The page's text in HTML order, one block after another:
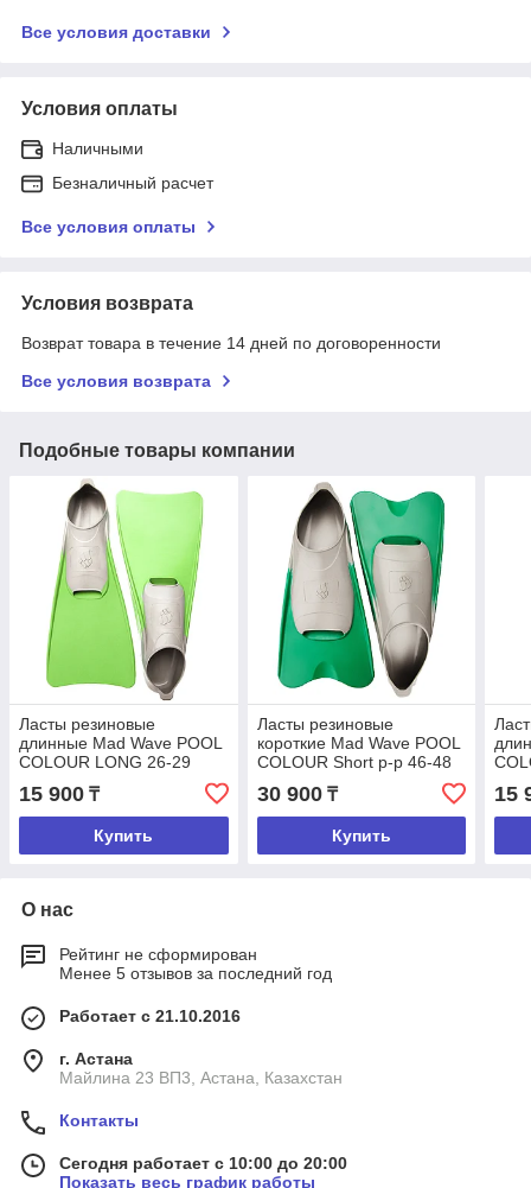
Все условия доставки
Условия оплаты
Наличными
Безналичный расчет
Все условия оплаты
Условия возврата
Возврат товара в течение 14 дней по договоренности
Все условия возврата
Подобные товары компании
Ласты резиновые
длинные Mad Wave POOL
COLOUR LONG 26-29
15 900 ₸
Купить
Ласты резиновые
короткие Mad Wave POOL
COLOUR Short р-р 46-48
30 900₸
Купить
15
О нас
Рейтинг не сформирован
Менее 5 отзывов за последний год
Работает с 21.10.2016
г. Астана
Майлина 23 ВП3, Астана, Казахстан
Контакты
Сегодня работает с 10:00 до 20:00
Показать весь график работы